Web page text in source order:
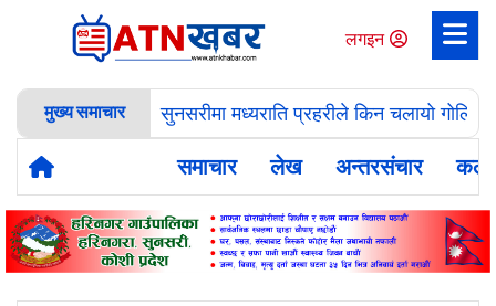
लगइन
मुख्य समाचार सुनसरीमा मध्यराति प्रहरीले किन चलायो गोलि
समाचार लेख अन्तरसंचार कला